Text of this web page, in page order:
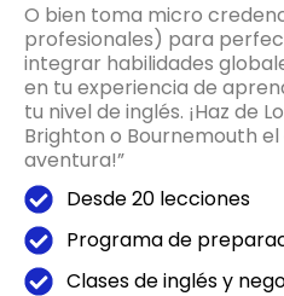
O bien toma micro
profesionales) para
integrar habilidades
en tu experiencia de
tu nivel de inglés. ¡Haz de
Brighton o Bournemouth
aventura!”
Desde 20 lecciones
Programa de
Clases de inglés y